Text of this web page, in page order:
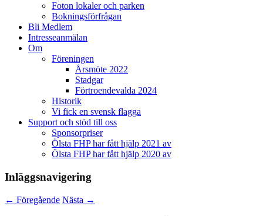
Foton lokaler och parken
Bokningsförfrågan
Bli Medlem
Intresseanmälan
Om
Föreningen
Årsmöte 2022
Stadgar
Förtroendevalda 2024
Historik
Vi fick en svensk flagga
Support och stöd till oss
Sponsorpriser
Ölsta FHP har fått hjälp 2021 av
Ölsta FHP har fått hjälp 2020 av
Inläggsnavigering
← Föregående Nästa →